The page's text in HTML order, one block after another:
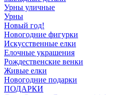
Урны уличные
Урны
Новый год!
Новогодние фигурки
Искусственные елки
Елочные украшения
Рождественские венки
Живые елки
Новогодние подарки
ПОДАРКИ